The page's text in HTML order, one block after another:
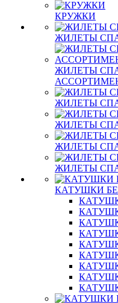
КРУЖКИ
ЖИЛЕТЫ
ЖИЛЕТЫ
ЖИЛЕТЫ
ЖИЛЕТЫ
ЖИЛЕТЫ
ЖИЛЕТЫ
КАТУШКИ